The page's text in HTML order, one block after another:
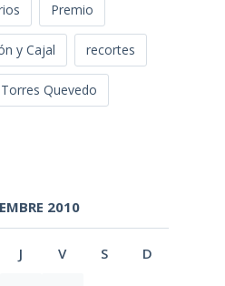
Premio
y Cajal recortes
Torres Quevedo
2010
J V S D